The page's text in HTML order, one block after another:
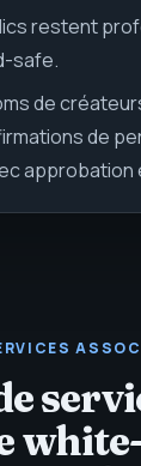
restent
safe.
de
de